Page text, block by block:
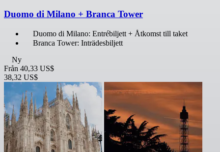
Duomo di Milano + Branca Tower
Duomo di Milano: Entrébiljett + Åtkomst till taket
Branca Tower: Inträdesbiljett
Ny
Från 40,33 US$
38,32 US$